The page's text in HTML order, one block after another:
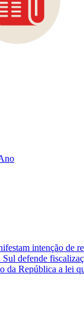
intenção de
defende
da República a lei